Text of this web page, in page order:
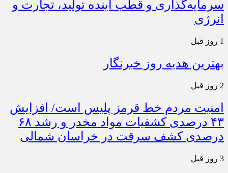
سرمایه‌گذاری و قطب آینده تولید، تجارت و
انرژی
1 روز قبل
بهترین هدیه روز خبرنگار
2 روز قبل
امنیت مردم خط قرمز پلیس است/ افزایش
۴۳ درصدی کشفیات مواد مخدر و رشد ۶۸
درصدی کشف سرقت در خراسان شمالی
3 روز قبل